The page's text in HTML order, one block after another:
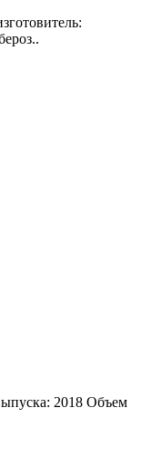
2018 Объем